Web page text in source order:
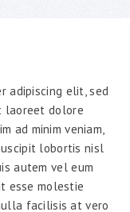
adipiscing elit, sed
laoreet dolore
ad minim veniam,
lobortis nisl
autem vel eum
esse molestie
facilisis at vero